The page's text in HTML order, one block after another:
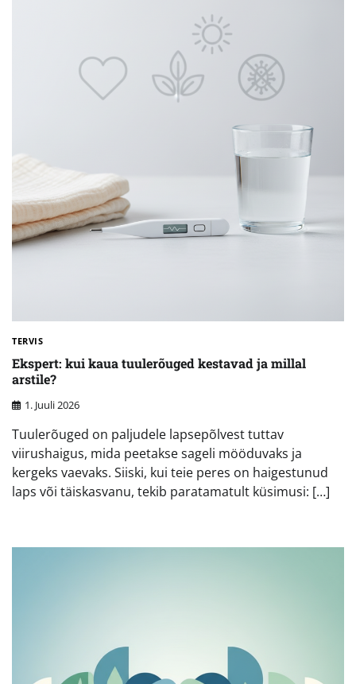
TERVIS
Ekspert: kui kaua tuulerõuged kestavad ja millal
arstile?
1. Juuli 2026
Tuulerõuged on paljudele lapsepõlvest tuttav
viirushaigus, mida peetakse sageli mööduvaks ja
kergeks vaevaks. Siiski, kui teie peres on haigestunud
laps või täiskasvanu, tekib paratamatult küsimusi: […]